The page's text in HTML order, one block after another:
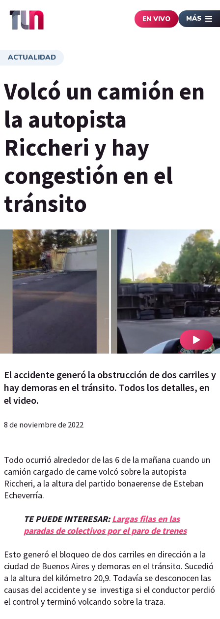
EN VIVO MÁS
ACTUALIDAD
Volcó un camión en
la autopista
Riccheri y hay
congestión en el
tránsito
El accidente generó la obstrucción de dos carriles y
hay demoras en el tránsito. Todos los detalles, en
el video.
8 de noviembre de 2022
Todo ocurrió alrededor de las 6 de la mañana cuando un
camión cargado de carne volcó sobre la autopista
Riccheri, a la altura del partido bonaerense de Esteban
Echeverría.
TE PUEDE INTERESAR:Largas filas en las
paradas de colectivos por el paro de trenes
Esto generó el bloqueo de dos carriles en dirección a la
ciudad de Buenos Aires y demoras en el tránsito. Sucedió
a la altura del kilómetro 20,9. Todavía se desconocen las
causas del accidente y se investiga si el conductor perdió
el control y terminó volcando sobre la traza.